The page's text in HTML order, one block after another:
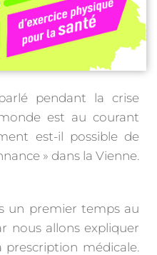
pendant la crise
est au courant
est-il possible de
» dans la Vienne.
un premier temps au
nous allons expliquer
médicale.